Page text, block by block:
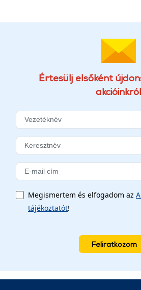
Értesülj elsőként
akcióinkról
Megismertem és elfogadom az
tájékoztatót!
Feliratkozom